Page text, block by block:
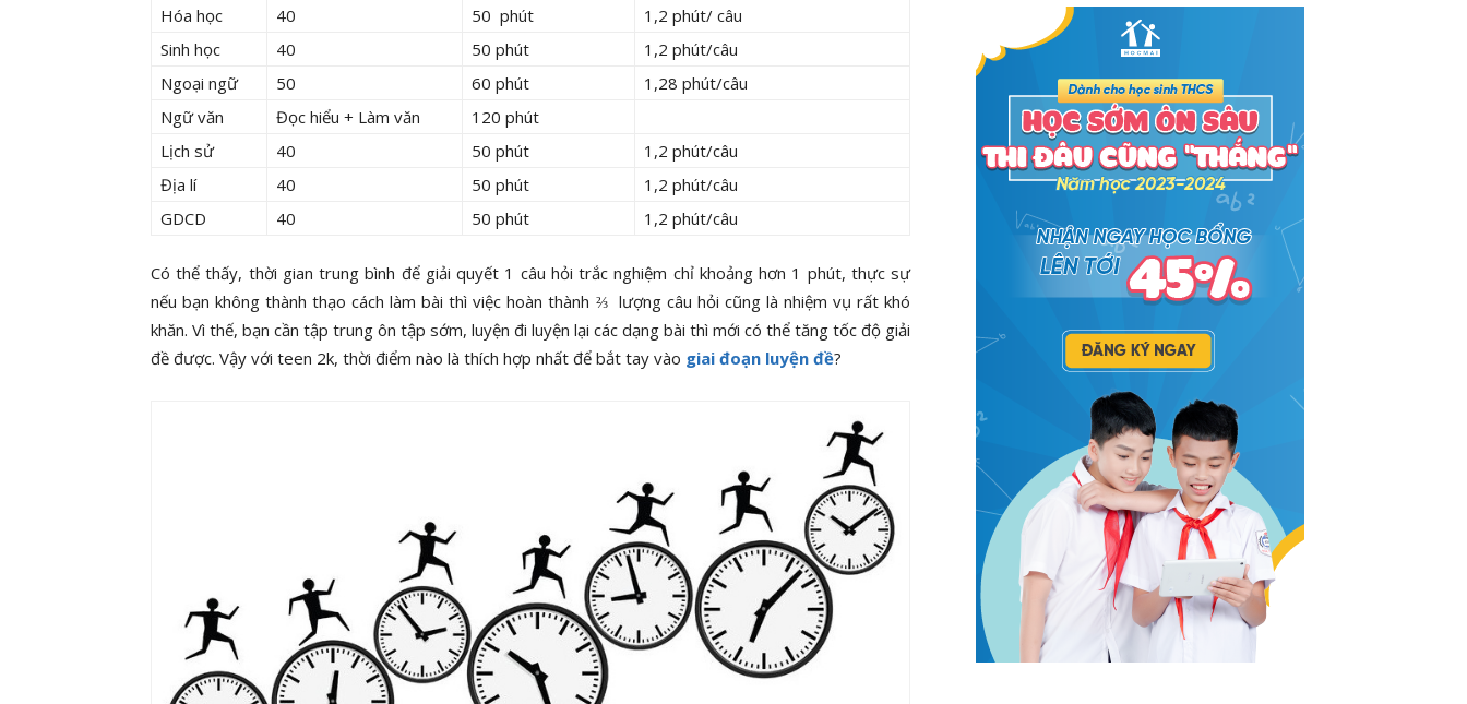
Hóa học
40 50 phút
1,2 phút/ câu
Sinh học
40 50 phút
1,2 phút/câu
Ngoại ngữ
50 60 phút
1,28 phút/câu
Ngữ văn
Đọc hiểu + Làm văn
120 phút
Lịch sử
40 50 phút
1,2 phút/câu
Địa lí
40 50 phút
1,2 phút/câu
GDCD
40 50 phút 1,2 phút/câu
Có thể thấy, thời gian trung bình để giải quyết 1 câu hỏi trắc nghiệm chỉ khoảng hơn 1 phút, thực sự
nếu bạn không thành thạo cách làm bài thì việc hoàn thành ⅔ lượng câu hỏi cũng là nhiệm vụ rất khó
khăn. Vì thế, bạn cần tập trung ôn tập sớm, luyện đi luyện lại các dạng bài thì mới có thể tăng tốc độ giải
đề được. Vậy với teen 2k, thời điểm nào là thích hợp nhất để bắt tay vào giai đoạn luyện đề?